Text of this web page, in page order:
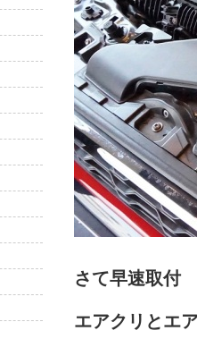
さて早速取付
エアクリとエ